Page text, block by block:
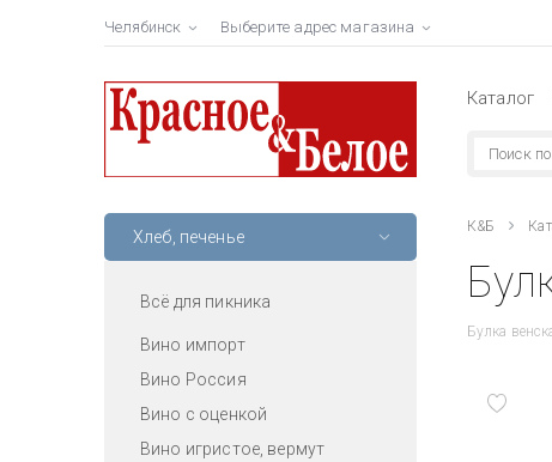
Челябинск Выберите адрес магазина
Каталог
Хлеб, печенье
Всё для пикника
Вино импорт
Вино Россия
Вино с оценкой
Вино игристое, вермут
К&Б
Булка